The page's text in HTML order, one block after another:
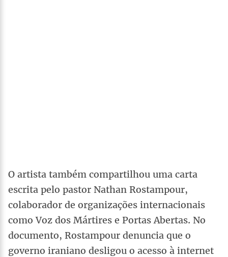
O artista também compartilhou uma carta
escrita pelo pastor Nathan Rostampour,
colaborador de organizações internacionais
como Voz dos Mártires e Portas Abertas. No
documento, Rostampour denuncia que o
governo iraniano desligou o acesso à internet